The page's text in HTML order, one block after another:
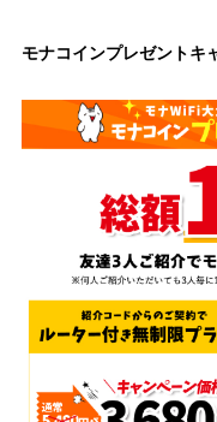
モナコインプレゼントキ